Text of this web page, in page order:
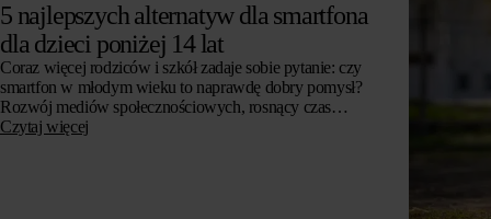
5 najlepszych alternatyw dla smartfona
dla dzieci poniżej 14 lat
Coraz więcej rodziców i szkół zadaje sobie pytanie: czy
smartfon w młodym wieku to naprawdę dobry pomysł?
Rozwój mediów społecznościowych, rosnący czas
spędzany przed ekranem i obawy o zdrowie psychiczne…
Czytaj więcej